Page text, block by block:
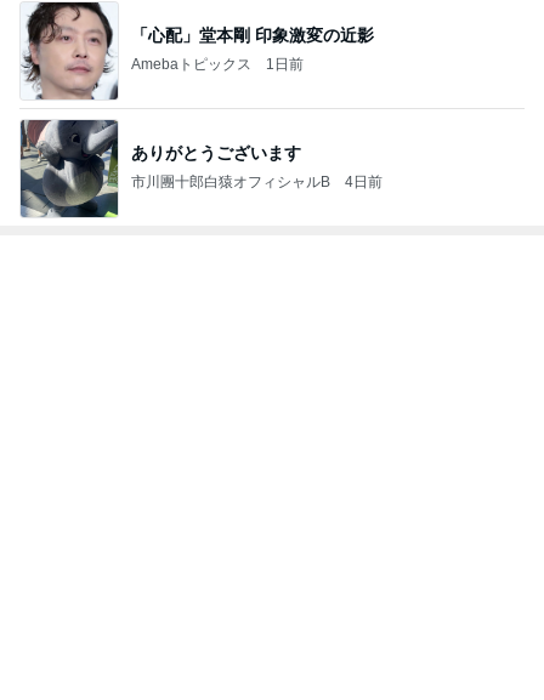
「心配」堂本剛 印象激変の近影
Amebaトピックス 1日前
ありがとうございます
市川團十郎白猿オフィシャルB 4日前